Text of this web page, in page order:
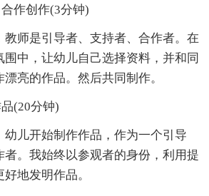
作创作(3分钟)
教师是引导者、支持者、合作者。在
中，让幼儿自己选择资料，并和同
亮的作品。然后共同制作。
(20分钟)
幼儿开始制作作品，作为一个引导
者。我始终以参观者的身份，利用提
地发明作品。